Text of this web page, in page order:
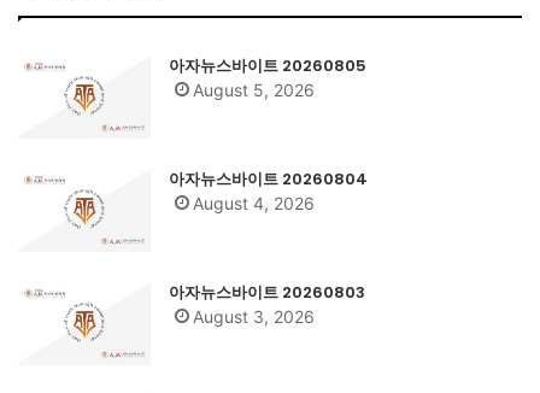
아자뉴스바이트 20260805
August 5, 2026
아자뉴스바이트 20260804
August 4, 2026
아자뉴스바이트 20260803
August 3, 2026